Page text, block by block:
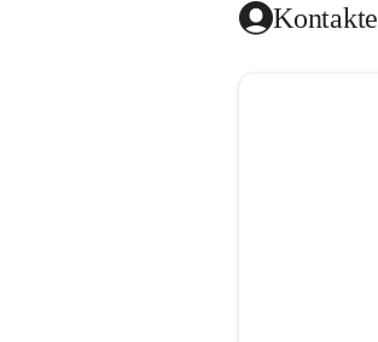
Kontakte